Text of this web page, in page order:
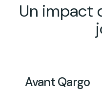
Un impact
Avant Qargo